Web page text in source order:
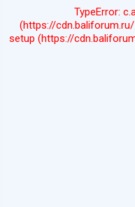
TypeError:
(https://
setup (https://